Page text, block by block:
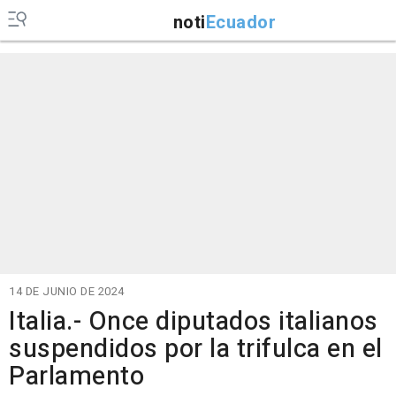
notiEcuador
14 DE JUNIO DE 2024
Italia.- Once diputados italianos
suspendidos por la trifulca en el
Parlamento